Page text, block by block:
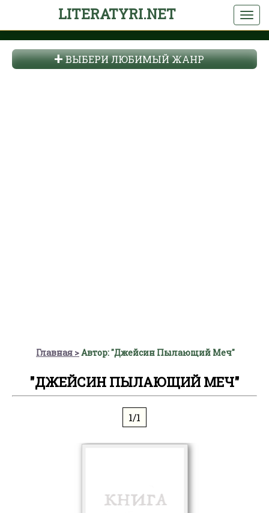
LITERATYRI.NET
ВЫБЕРИ ЛЮБИМЫЙ ЖАНР
Главная Автор: "Джейсин Пылающий Меч"
"ДЖЕЙСИН ПЫЛАЮЩИЙ МЕЧ"
1/1